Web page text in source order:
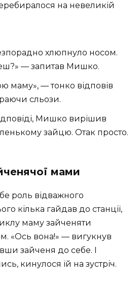
на невеликій
хлюпнуло носом.
— запитав Мишко.
маму», — тонко відповів
сльози.
Мишко вирішив
зайцю. Отак просто.
мами
роль відважного
кілька гайдав до станції,
маму зайченяти
«Ось вона!» — вигукнув
зайченя до себе. І
кинулося їй на зустріч.